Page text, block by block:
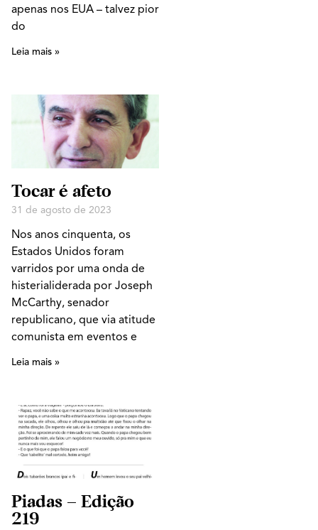
apenas nos EUA – talvez pior
do
Leia mais »
Tocar é afeto
31 de agosto de 2023
Nos anos cinquenta, os
Estados Unidos foram
varridos por uma onda de
histerialiderada por Joseph
McCarthy, senador
republicano, que via atitude
comunista em eventos e
Leia mais »
Piadas – Edição
219